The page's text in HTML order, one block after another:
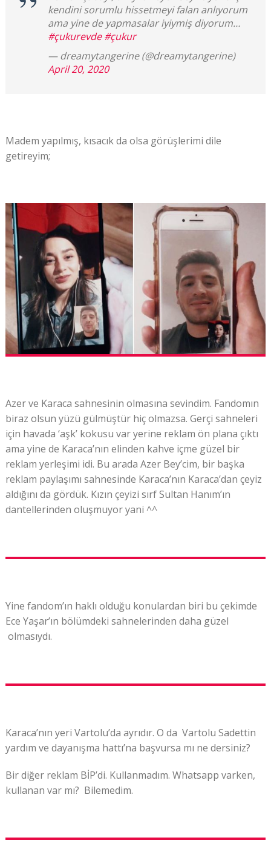
kendini sorumlu hissetmeyi falan anlıyorum
ama yine de yapmasalar iyiymiş diyorum…
#çukurevde #çukur
— dreamytangerine (@dreamytangerine)
April 20, 2020
Madem yapılmış, kısacık da olsa görüşlerimi dile
getireyim;
Azer ve Karaca sahnesinin olmasına sevindim. Fandomın
biraz olsun yüzü gülmüştür hiç olmazsa. Gerçi sahneleri
için havada ‘aşk’ kokusu var yerine reklam ön plana çıktı
ama yine de Karaca’nın elinden kahve içme güzel bir
reklam yerleşimi idi. Bu arada Azer Bey’cim, bir başka
reklam paylaşımı sahnesinde Karaca’nın Karaca’dan çeyiz
aldığını da gördük. Kızın çeyizi sırf Sultan Hanım’ın
dantellerinden oluşmuyor yani ^^
Yine fandom’ın haklı olduğu konulardan biri bu çekimde
Ece Yaşar’ın bölümdeki sahnelerinden daha güzel
olmasıydı.
Karaca’nın yeri Vartolu’da ayrıdır. O da Vartolu Sadettin
yardım ve dayanışma hattı’na başvursa mı ne dersiniz?
Bir diğer reklam BİP’di. Kullanmadım. Whatsapp varken,
kullanan var mı? Bilemedim.